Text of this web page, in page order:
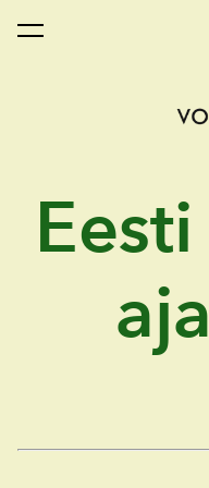
lisati ostukorvi.